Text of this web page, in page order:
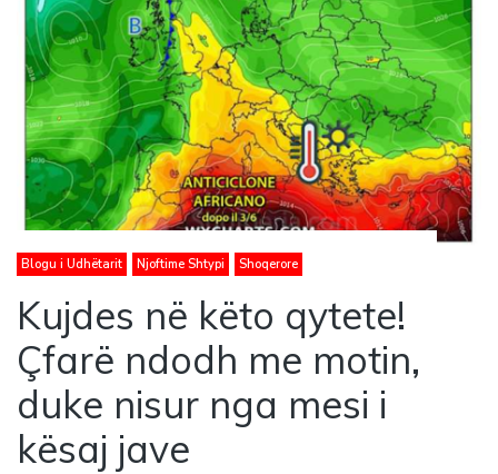
Blogu i Udhëtarit Njoftime Shtypi Shoqerore
Kujdes në këto qytete!
Çfarë ndodh me motin,
duke nisur nga mesi i
kësaj jave